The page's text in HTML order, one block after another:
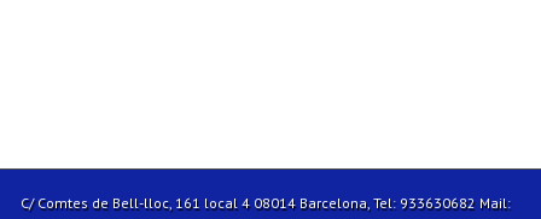
C/ Comtes de Bell-lloc, 161 local 4 08014 Barcelona, Tel: 933630682 Mail: